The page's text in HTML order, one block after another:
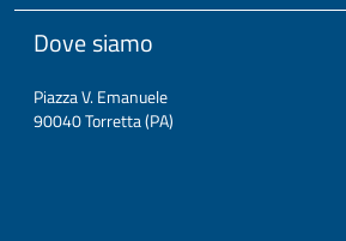
Dove siamo
Piazza V. Emanuele
90040 Torretta (PA)